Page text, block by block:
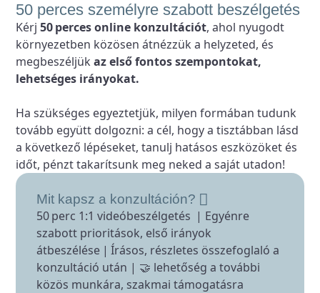
50 perces személyre szabott beszélgetés
Kérj50 perces online konzultációt, ahol nyugodt
környezetben közösen átnézzük a helyzeted, és
megbeszéljükaz első fontos szempontokat,
lehetséges irányokat.
Ha szükséges egyeztetjük, milyen formában tudunk
tovább együtt dolgozni: a cél, hogy a tisztábban lásd
a következő lépéseket, tanulj hatásos eszközöket és
időt, pénzt takarítsunk meg neked a saját utadon!
Mit kapsz a konzultáción?
50 perc 1:1 videóbeszélgetés | Egyénre
szabott prioritások, első irányok
átbeszélése | Írásos, részletes összefoglaló a
konzultáció után | 🤝 lehetőség a további
közös munkára, szakmai támogatásra